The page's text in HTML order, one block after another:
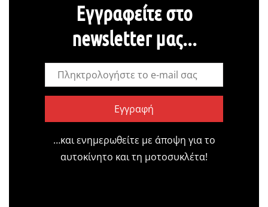
Εγγραφείτε στο
newsletter μας...
Εγγραφή
…και ενημερωθείτε με άποψη για το
αυτοκίνητο και τη μοτοσυκλέτα!